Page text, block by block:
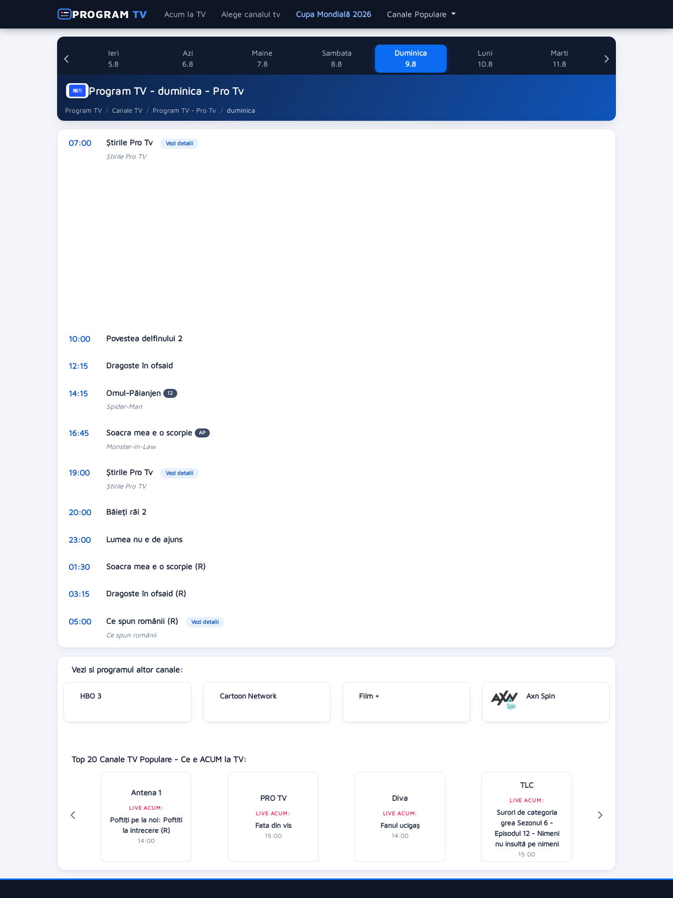
PROGRAMTV Acum la TV Alege canalul tv Cupa Mondială 2026 Canale Populare
Ieri
5.8
Azi
6.8
Maine
7.8
Sambata
8.8
Duminica
9.8
Luni
10.8
Marti
11.8
Program TV - duminica - Pro Tv
Program TV Canale TV Program TV - Pro Tv duminica
07:00 Ştirile Pro Tv Vezi detalii
Ştirile Pro TV
10:00 Povestea delfinului 2
12:15 Dragoste în ofsaid
14:15 Omul-Păianjen 12
Spider-Man
16:45 Soacra mea e o scorpie AP
Monster-in-Law
19:00 Ştirile Pro Tv Vezi detalii
Ştirile Pro TV
20:00 Băieți răi 2
23:00 Lumea nu e de ajuns
01:30 Soacra mea e o scorpie (R)
03:15 Dragoste în ofsaid (R)
05:00 Ce spun românii (R) Vezi detalii
Ce spun românii
Vezi si programul altor canale:
HBO 3 Cartoon Network Film + Axn Spin
Top 20 Canale TV Populare - Ce e ACUM la TV:
Antena 1
LIVE ACUM:
Poftiţi pe la noi: Poftiti
la intrecere (R)
14:00
PRO TV
LIVE ACUM:
Fata din vis
15:00
Diva
LIVE ACUM:
Fanul ucigaș
14:00
TLC
LIVE ACUM:
Surori de categoria
grea Sezonul 6 -
Episodul 12 - Nimeni
nu insultă pe nimeni
15:00